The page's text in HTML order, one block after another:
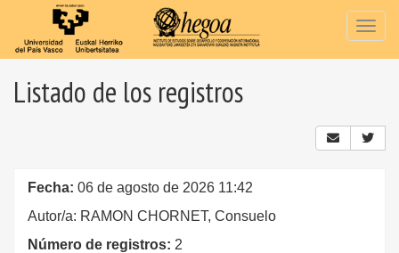
Listado de los registros
Fecha: 06 de agosto de 2026 11:42
Autor/a: RAMON CHORNET, Consuelo
Número de registros: 2